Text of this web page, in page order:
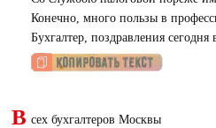
Конечно, много пользы в
Бухгалтер, поздравления сегодня
В сех бухгалтеров Москвы